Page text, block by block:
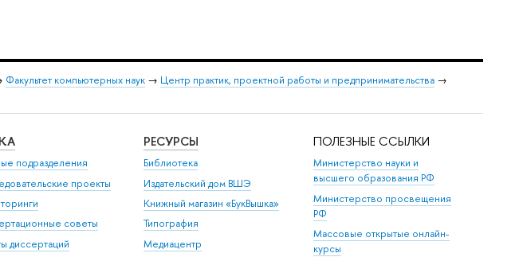
Факультет компьютерных наук → Центр практик, проектной работы и предпринимательства →
подразделения
проекты
советы
диссертаций
РЕСУРСЫ
Библиотека
Издательский дом ВШЭ
Книжный магазин «БукВышка»
Типография
Медиацентр
ПОЛЕЗНЫЕ ССЫЛКИ
Министерство науки и
высшего образования РФ
Министерство просвещения
РФ
Массовые открытые онлайн-
курсы